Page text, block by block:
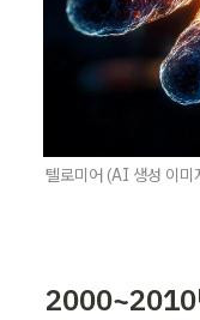
텔로미어 (AI 생성 이미
2000~2010